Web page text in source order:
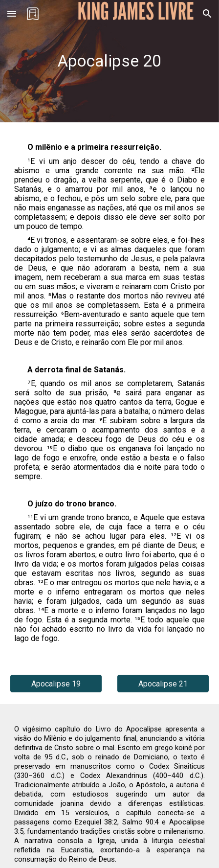
Skip to main content Skip to navigation
Apocalipse 20
O milênio e a primeira ressurreição.
¹E vi um anjo descer do céu, tendo a chave do
abismo e uma grande corrente na sua mão. ²Ele
prendeu o dragão, a velha serpente, que é o Diabo e
Satanás, e o amarrou por mil anos, ³e o lançou no
abismo, e o fechou, e pôs um selo sobre ele, para que
não mais enganasse as nações, até que os mil anos se
completassem; e depois disso ele deve ser solto por
um pouco de tempo.
⁴E vi tronos, e assentaram-se sobre eles, e foi-lhes
dado o julgamento; e vi as almas daqueles que foram
decapitados pelo testemunho de Jesus, e pela palavra
de Deus, e que não adoraram a besta, nem a sua
imagem, nem receberam a sua marca em suas testas
ou em suas mãos; e viveram e reinaram com Cristo por
mil anos. ⁵Mas o restante dos mortos não reviveu até
que os mil anos se completassem. Esta é a primeira
ressurreição. ⁶Bem-aventurado e santo aquele que tem
parte na primeira ressurreição; sobre estes a segunda
morte não tem poder, mas eles serão sacerdotes de
Deus e de Cristo, e reinarão com Ele por mil anos.
A derrota final de Satanás.
⁷E, quando os mil anos se completarem, Satanás
será solto de sua prisão, ⁸e sairá para enganar as
nações que estão nos quatro cantos da terra, Gogue e
Magogue, para ajuntá-las para a batalha; o número delas
é como a areia do mar. ⁹E subiram sobre a largura da
terra, e cercaram o acampamento dos santos e a
cidade amada; e desceu fogo de Deus do céu e os
devorou. ¹⁰E o diabo que os enganava foi lançado no
lago de fogo e enxofre, onde estão a besta e o falso
profeta; e serão atormentados dia e noite para todo o
sempre.
O juízo do trono branco.
¹¹E vi um grande trono branco, e Aquele que estava
assentado sobre ele, de cuja face a terra e o céu
fugiram; e não se achou lugar para eles. ¹²E vi os
mortos, pequenos e grandes, em pé diante de Deus; e
os livros foram abertos; e outro livro foi aberto, que é o
livro da vida; e os mortos foram julgados pelas coisas
que estavam escritas nos livros, segundo as suas
obras. ¹³E o mar entregou os mortos que nele havia; e a
morte e o inferno entregaram os mortos que neles
havia; e foram julgados, cada um segundo as suas
obras. ¹⁴E a morte e o inferno foram lançados no lago
de fogo. Esta é a segunda morte. ¹⁵E todo aquele que
não foi achado escrito no livro da vida foi lançado no
lago de fogo.
Apocalipse 19 Apocalipse 21
O vigésimo capítulo do Livro do Apocalipse apresenta a
visão do Milênio e do julgamento final, anunciando a vitória
definitiva de Cristo sobre o mal. Escrito em grego koiné por
volta de 95 d.C., sob o reinado de Domiciano, o texto é
preservado em manuscritos como o Codex Sinaiticus
(330–360 d.C.) e Codex Alexandrinus (400–440 d.C.).
Tradicionalmente atribuído a João, o Apóstolo, a autoria é
debatida, com estudiosos sugerindo um autor da
comunidade joanina devido a diferenças estilísticas.
Dividido em 15 versículos, o capítulo conecta-se a
passagens como Ezequiel 38:2, Salmo 90:4 e Apocalipse
3:5, fundamentando tradições cristãs sobre o milenarismo.
A narrativa consola a Igreja, unida à liturgia celestial
refletida na Eucaristia, exortando-a à esperança na
consumação do Reino de Deus.